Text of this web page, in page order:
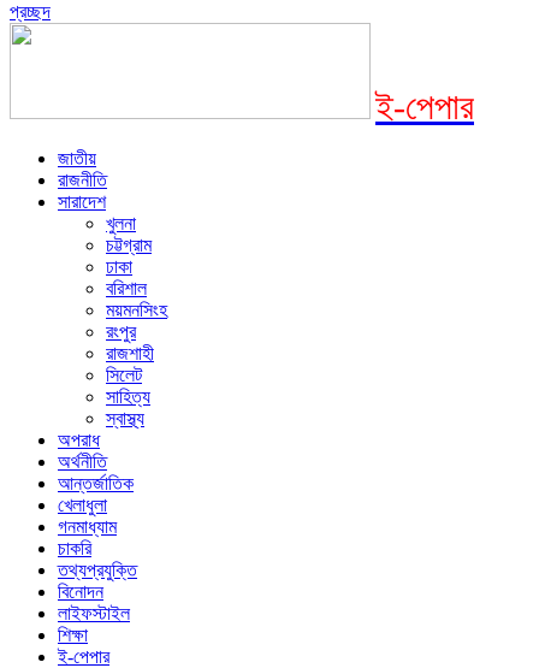
প্রচ্ছদ
ই-পেপার
জাতীয়
রাজনীতি
সারাদেশ
খুলনা
চট্টগ্রাম
ঢাকা
বরিশাল
ময়মনসিংহ
রংপুর
রাজশাহী
সিলেট
সাহিত্য
স্বাস্থ্য
অপরাধ
অর্থনীতি
আন্তর্জাতিক
খেলাধুলা
গনমাধ্যাম
চাকরি
তথ্যপ্রযুক্তি
বিনোদন
লাইফস্টাইল
শিক্ষা
ই-পেপার